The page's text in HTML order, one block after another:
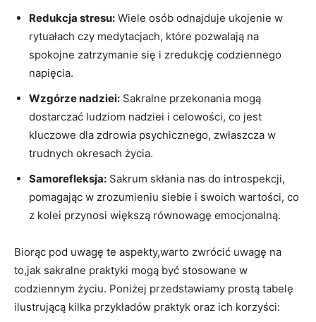
Redukcja stresu: Wiele osób odnajduje ukojenie w
rytuałach czy medytacjach, które pozwalają na
spokojne zatrzymanie się i zredukcję codziennego
napięcia.
Wzgórze nadziei: Sakralne przekonania mogą
dostarczać ludziom nadziei i celowości, co jest
kluczowe dla zdrowia psychicznego, zwłaszcza w
trudnych okresach życia.
Samorefleksja: Sakrum skłania nas do introspekcji,
pomagając w zrozumieniu siebie i swoich wartości, co
z kolei przynosi większą równowagę emocjonalną.
Biorąc pod uwagę te aspekty,warto zwrócić uwagę na
to,jak sakralne praktyki mogą być stosowane w
codziennym życiu. Poniżej przedstawiamy prostą tabelę
ilustrującą kilka przykładów praktyk oraz ich korzyści: